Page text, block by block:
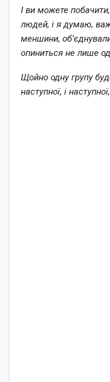
І ви можете
людей, і я думаю,
меншини,
опиниться не лише
Щойно одну групу
наступної, і